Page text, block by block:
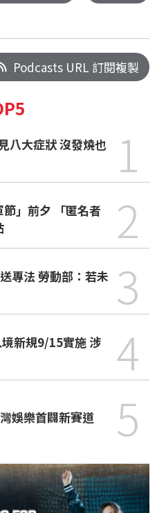
Podcasts URL 訂閱複製
1
」前夕 「匿名者
2
專法 勞動部：若未 3
新規9/15實施 涉
4
娛樂首闢新賽道 5